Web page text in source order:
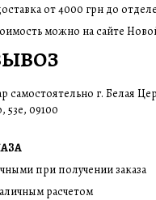
от 4000 грн до
можно на сайте
самостоятельно г. Белая
53е, 09100
при получении заказа
расчетом